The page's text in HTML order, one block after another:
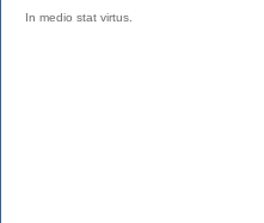
In medio stat virtus.